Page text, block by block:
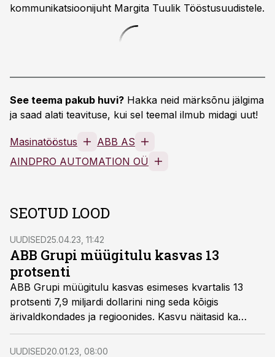
kommunikatsioonijuht Margita Tuulik Tööstusuudistele.
See teema pakub huvi? Hakka neid märksõnu jälgima
ja saad alati teavituse, kui sel teemal ilmub midagi uut!
Masinatööstus
ABB AS
AINDPRO AUTOMATION OÜ
SEOTUD LOOD
UUDISED25.04.23, 11:42
ABB Grupi müügitulu kasvas 13
protsenti
ABB Grupi müügitulu kasvas esimeses kvartalis 13
protsenti 7,9 miljardi dollarini ning seda kõigis
ärivaldkondades ja regioonides. Kasvu näitasid ka
teised olulised finantsnäitajad.
UUDISED20.01.23, 08:00